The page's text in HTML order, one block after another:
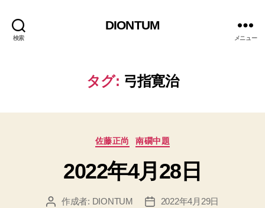
検索
DIONTUM
メニュー
タグ: 弓指寛治
カ
ゴ
リ
佐藤正尚 南礀中題
2022年4月28日
投 作成者: DIONTUM
投
2022年4月29日